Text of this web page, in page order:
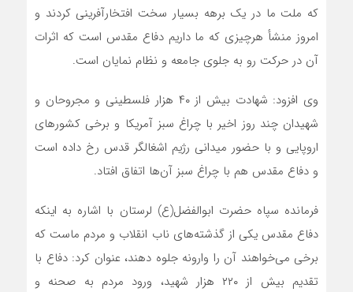
که ملت ما در یک برهه بسیار سخت افتخارآفرینی کردند و
امروز منشأ هرچیزی که ما داریم دفاع مقدس است که اثرات
آن در حرکت رو به جلوی جامعه و نظام نمایان است.
وی افزود: شهادت بیش از ۴۰ هزار فلسطینی و مجروحان و
شهیدان چند روز اخیر با چراغ سبز آمریکا و برخی کشورهای
اروپایی و با حضور میدانی رژیم اشغالگر قدس رخ داده است
و دفاع مقدس هم با چراغ سبز آن‌ها اتفاق افتاد.
فرمانده سپاه حضرت ابوالفضل(ع) لرستان با اشاره به اینکه
دفاع مقدس یکی از گذشته‌های ناب انقلاب و مردم ماست که
برخی می‌خواهند آن را وارونه جلوه دهند، عنوان کرد: دفاع با
تقدیم بیش از ۲۲۰ هزار شهید، ورود مردم به صحنه و